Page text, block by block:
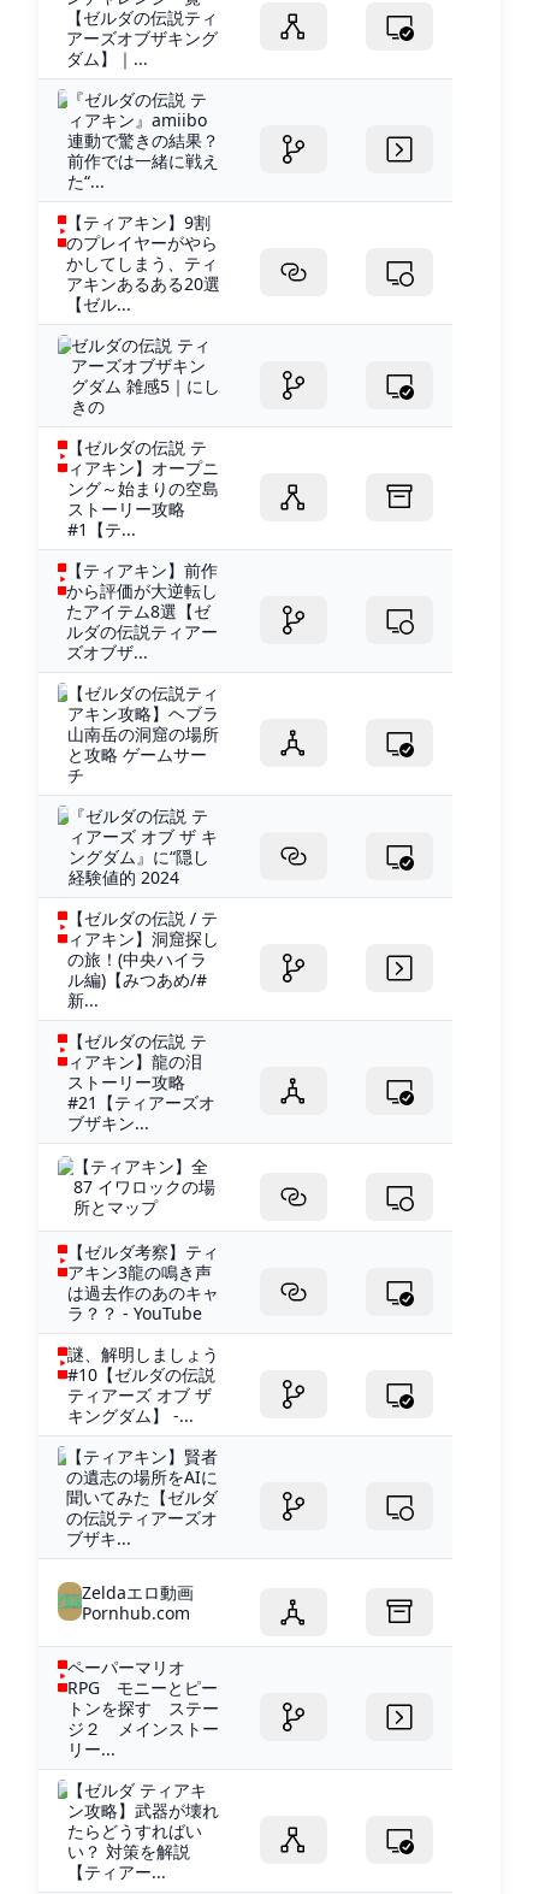
【ゼルダの伝説ティ
アーズオブザキング
ダム】｜...
『ゼルダの伝説 テ
ィアキン』amiibo
連動で驚きの結果？
前作では一緒に戦え
た“...
【ティアキン】9割
のプレイヤーがやら
かしてしまう、ティ
アキンあるある20選
【ゼル...
ゼルダの伝説 ティ
アーズオブザキン
グダム 雑感5｜にし
きの
【ゼルダの伝説 テ
ィアキン】オープニ
ング～始まりの空島
ストーリー攻略
#1【テ...
【ティアキン】前作
から評価が大逆転し
たアイテム8選【ゼ
ルダの伝説ティアー
ズオブザ...
【ゼルダの伝説ティ
アキン攻略】ヘブラ
山南岳の洞窟の場所
と攻略 ゲームサー
チ
『ゼルダの伝説 テ
ィアーズ オブ ザ キ
ングダム』に“隠し
経験値的 2024
【ゼルダの伝説 / テ
ィアキン】洞窟探し
の旅！(中央ハイラ
ル編)【みつあめ/#
新...
【ゼルダの伝説 テ
ィアキン】龍の泪
ストーリー攻略
#21【ティアーズオ
ブザキン...
【ティアキン】全
87 イワロックの場
所とマップ
【ゼルダ考察】ティ
アキン3龍の鳴き声
は過去作のあのキャ
ラ？？ - YouTube
謎、解明しましょう
#10【ゼルダの伝説
ティアーズ オブ ザ
キングダム】 -...
【ティアキン】賢者
の遺志の場所をAIに
聞いてみた【ゼルダ
の伝説ティアーズオ
ブザキ...
Zeldaエロ動画
Pornhub.com
ペーパーマリオ
RPG モニーとピー
トンを探す ステー
ジ２ メインストー
リー...
【ゼルダ ティアキ
ン攻略】武器が壊れ
たらどうすればい
い？ 対策を解説
【ティアー...